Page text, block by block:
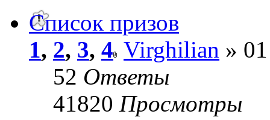
Список призов
1, 2, 3, 4 Virghilian »
52 Ответы
41820 Просмотры